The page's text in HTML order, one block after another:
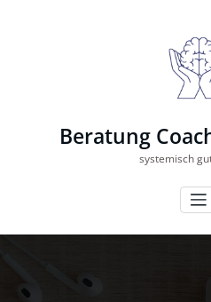
Beratung
systemisch